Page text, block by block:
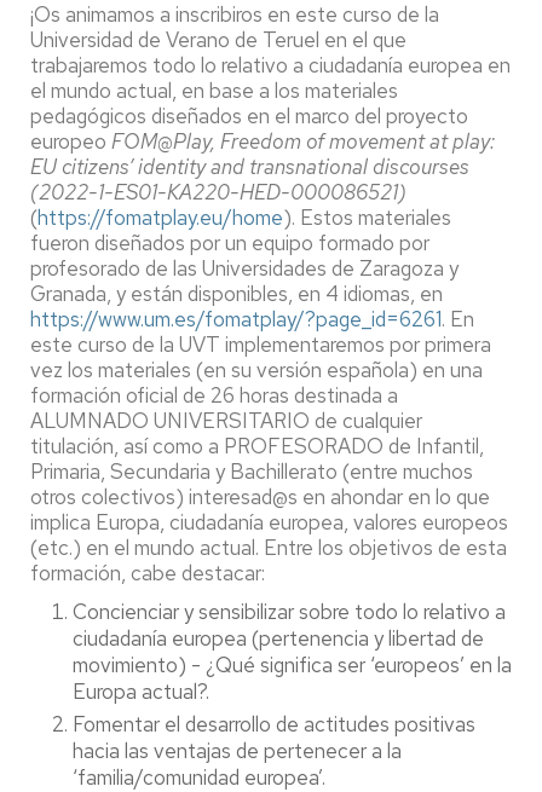
¡Os animamos a inscribiros en este curso de la
Universidad de Verano de Teruel en el que
trabajaremos todo lo relativo a ciudadanía europea en
el mundo actual, en base a los materiales
pedagógicos diseñados en el marco del proyecto
europeo FOM@Play, Freedom of movement at play:
EU citizens’ identity and transnational discourses
(2022-1-ES01-KA220-HED-000086521)
(https://fomatplay.eu/home). Estos materiales
fueron diseñados por un equipo formado por
profesorado de las Universidades de Zaragoza y
Granada, y están disponibles, en 4 idiomas, en
https://www.um.es/fomatplay/?page_id=6261. En
este curso de la UVT implementaremos por primera
vez los materiales (en su versión española) en una
formación oficial de 26 horas destinada a
ALUMNADO UNIVERSITARIO de cualquier
titulación, así como a PROFESORADO de Infantil,
Primaria, Secundaria y Bachillerato (entre muchos
otros colectivos) interesad@s en ahondar en lo que
implica Europa, ciudadanía europea, valores europeos
(etc.) en el mundo actual. Entre los objetivos de esta
formación, cabe destacar:
Concienciar y sensibilizar sobre todo lo relativo a
ciudadanía europea (pertenencia y libertad de
movimiento) - ¿Qué significa ser ‘europeos’ en la
Europa actual?.
Fomentar el desarrollo de actitudes positivas
hacia las ventajas de pertenecer a la
‘familia/comunidad europea’.